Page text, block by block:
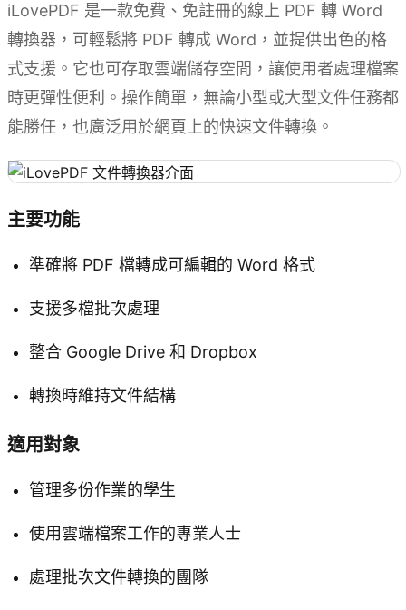
iLovePDF 是一款免費、免註冊的線上 PDF 轉 Word
轉換器，可輕鬆將 PDF 轉成 Word，並提供出色的格
式支援。它也可存取雲端儲存空間，讓使用者處理檔案
時更彈性便利。操作簡單，無論小型或大型文件任務都
能勝任，也廣泛用於網頁上的快速文件轉換。
主要功能
準確將 PDF 檔轉成可編輯的 Word 格式
支援多檔批次處理
整合 Google Drive 和 Dropbox
轉換時維持文件結構
適用對象
管理多份作業的學生
使用雲端檔案工作的專業人士
處理批次文件轉換的團隊